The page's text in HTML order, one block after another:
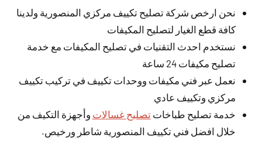
نحن ارخص شركة تصليح تكييف مركزي المنصورية ولدينا
كافة قطع الغيار لتصليح المكيفات
نستخدم احدث التقنيات في تصليح المكيفات مع خدمة
تصليح مكيفات 24 ساعة
نعمل عبر فني مكيفات ووحدات تكييف في تركيب تكييف
مركزي وتكييف عادي
خدمة تصليح طباخاتتصليح غسالات وأجهزة التكيف من
خلال افضل فني تكييف المنصورية شاطر ورخيص.